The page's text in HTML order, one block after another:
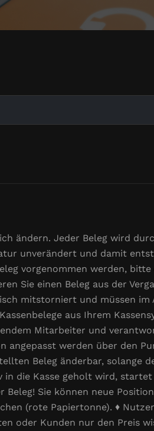
ändern. Jeder Beleg wird
unverändert und damit
vorgenommen werden,
Sie einen Beleg aus der
mitstorniert und müssen im
aus Ihrem
Mitarbeiter und
werden über den
Beleg änderbar, solange
die Kasse geholt wird,
Sie können neue
(rote Papiertonne). ♦
oder Kunden nur den Preis